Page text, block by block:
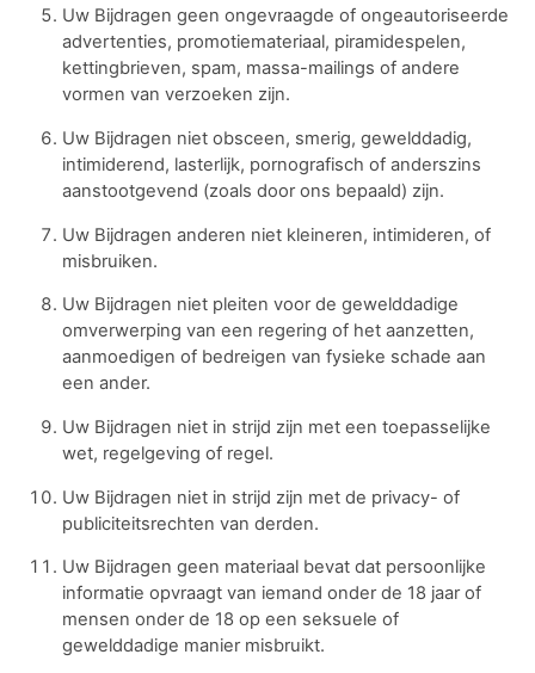
Uw Bijdragen geen ongevraagde of ongeautoriseerde
advertenties, promotiemateriaal, piramidespelen,
kettingbrieven, spam, massa-mailings of andere
vormen van verzoeken zijn.
Uw Bijdragen niet obsceen, smerig, gewelddadig,
intimiderend, lasterlijk, pornografisch of anderszins
aanstootgevend (zoals door ons bepaald) zijn.
Uw Bijdragen anderen niet kleineren, intimideren, of
misbruiken.
Uw Bijdragen niet pleiten voor de gewelddadige
omverwerping van een regering of het aanzetten,
aanmoedigen of bedreigen van fysieke schade aan
een ander.
Uw Bijdragen niet in strijd zijn met een toepasselijke
wet, regelgeving of regel.
Uw Bijdragen niet in strijd zijn met de privacy- of
publiciteitsrechten van derden.
Uw Bijdragen geen materiaal bevat dat persoonlijke
informatie opvraagt ​​van iemand onder de 18 jaar of
mensen onder de 18 op een seksuele of
gewelddadige manier misbruikt.